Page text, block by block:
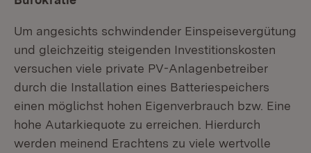
Um angesichts schwindender Einspeisevergütung
und gleichzeitig steigenden Investitionskosten
versuchen viele private PV-Anlagenbetreiber
durch die Installation eines Batteriespeichers
einen möglichst hohen Eigenverbrauch bzw. Eine
hohe Autarkiequote zu erreichen. Hierdurch
werden meinend Erachtens zu viele wertvolle